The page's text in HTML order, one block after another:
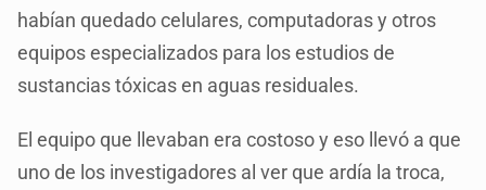
habían quedado celulares, computadoras y otros
equipos especializados para los estudios de
sustancias tóxicas en aguas residuales.
El equipo que llevaban era costoso y eso llevó a que
uno de los investigadores al ver que ardía la troca,